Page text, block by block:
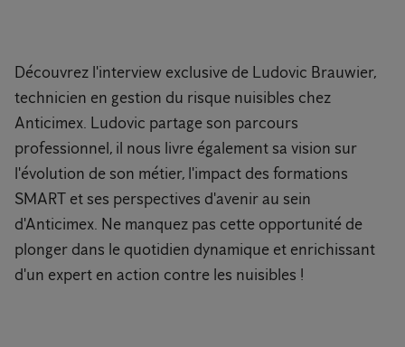
Découvrez l'interview exclusive de Ludovic Brauwier,
technicien en gestion du risque nuisibles chez
Anticimex. Ludovic partage son parcours
professionnel, il nous livre également sa vision sur
l'évolution de son métier, l'impact des formations
SMART et ses perspectives d'avenir au sein
d'Anticimex. Ne manquez pas cette opportunité de
plonger dans le quotidien dynamique et enrichissant
d'un expert en action contre les nuisibles !